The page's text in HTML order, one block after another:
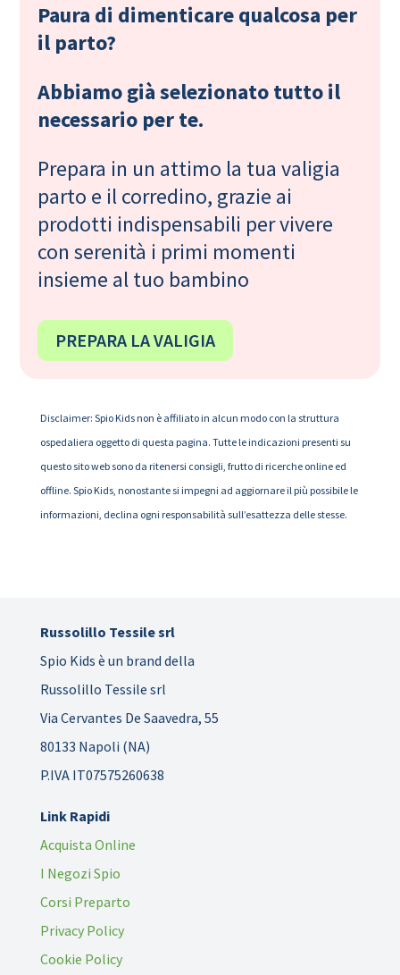
Paura di dimenticare qualcosa per
il parto?
Abbiamo già selezionato tutto il
necessario per te.
Prepara in un attimo la tua valigia
parto e il corredino, grazie ai
prodotti indispensabili per vivere
con serenità i primi momenti
insieme al tuo bambino
PREPARA LA VALIGIA
Disclaimer: Spio Kids non è affiliato in alcun modo con la struttura
ospedaliera oggetto di questa pagina. Tutte le indicazioni presenti su
questo sito web sono da ritenersi consigli, frutto di ricerche online ed
offline. Spio Kids, nonostante si impegni ad aggiornare il più possibile le
informazioni, declina ogni responsabilità sull’esattezza delle stesse.
Russolillo Tessile srl
Spio Kids è un brand della
Russolillo Tessile srl
Via Cervantes De Saavedra, 55
80133 Napoli (NA)
P.IVA IT07575260638
Link Rapidi
Acquista Online
I Negozi Spio
Corsi Preparto
Privacy Policy
Cookie Policy